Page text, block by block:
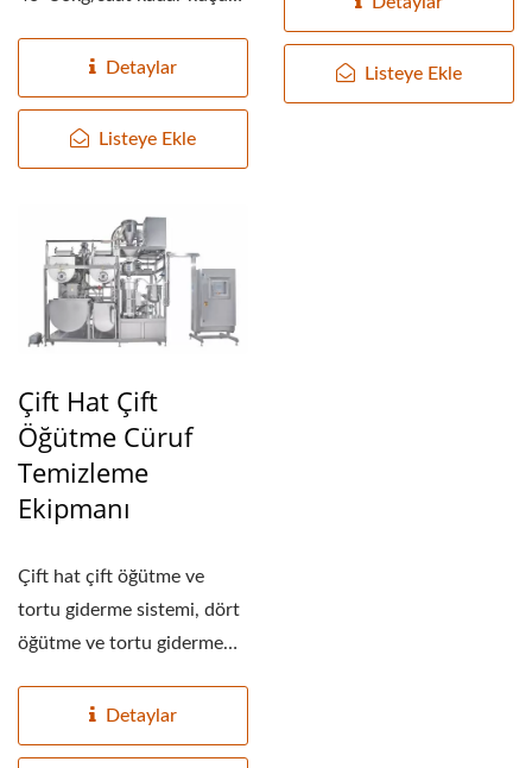
Detaylar
Listeye Ekle
Listeye Ekle
Çift Hat Çift
Öğütme Cüruf
Temizleme
Ekipmanı
Çift hat çift öğütme ve
tortu giderme sistemi, dört
öğütme ve tortu giderme
Detaylar